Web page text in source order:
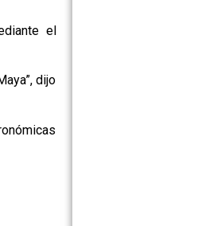
el
dijo